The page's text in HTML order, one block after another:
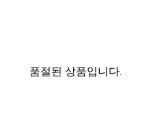
품절된 상품입니다.